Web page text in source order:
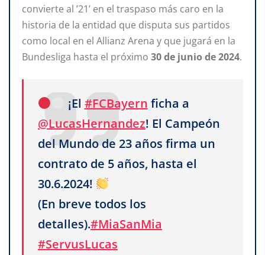
convierte al ’21’ en el traspaso más caro en la
historia de la entidad que disputa sus partidos
como local en el Allianz Arena y que jugará en la
Bundesliga hasta el próximo 30 de junio de 2024.
¡El #FCBayern ficha a
@LucasHernandez! El Campeón
del Mundo de 23 años firma un
contrato de 5 años, hasta el
30.6.2024!
(En breve todos los
detalles).#MiaSanMia
#ServusLucas